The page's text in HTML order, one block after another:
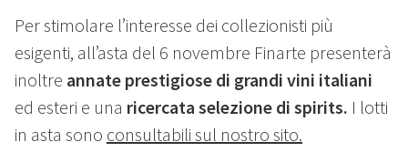
Per stimolare l’interesse dei collezionisti più
esigenti, all’asta del 6 novembre Finarte presenterà
inoltre annate prestigiose di grandi vini italiani
ed esteri e una ricercata selezione di spirits. I lotti
in asta sono consultabili sul nostro sito.